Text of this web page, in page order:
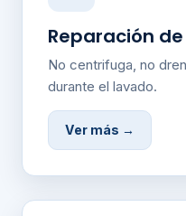
Reparación
No centrifuga, no
durante el lavado.
Ver más →